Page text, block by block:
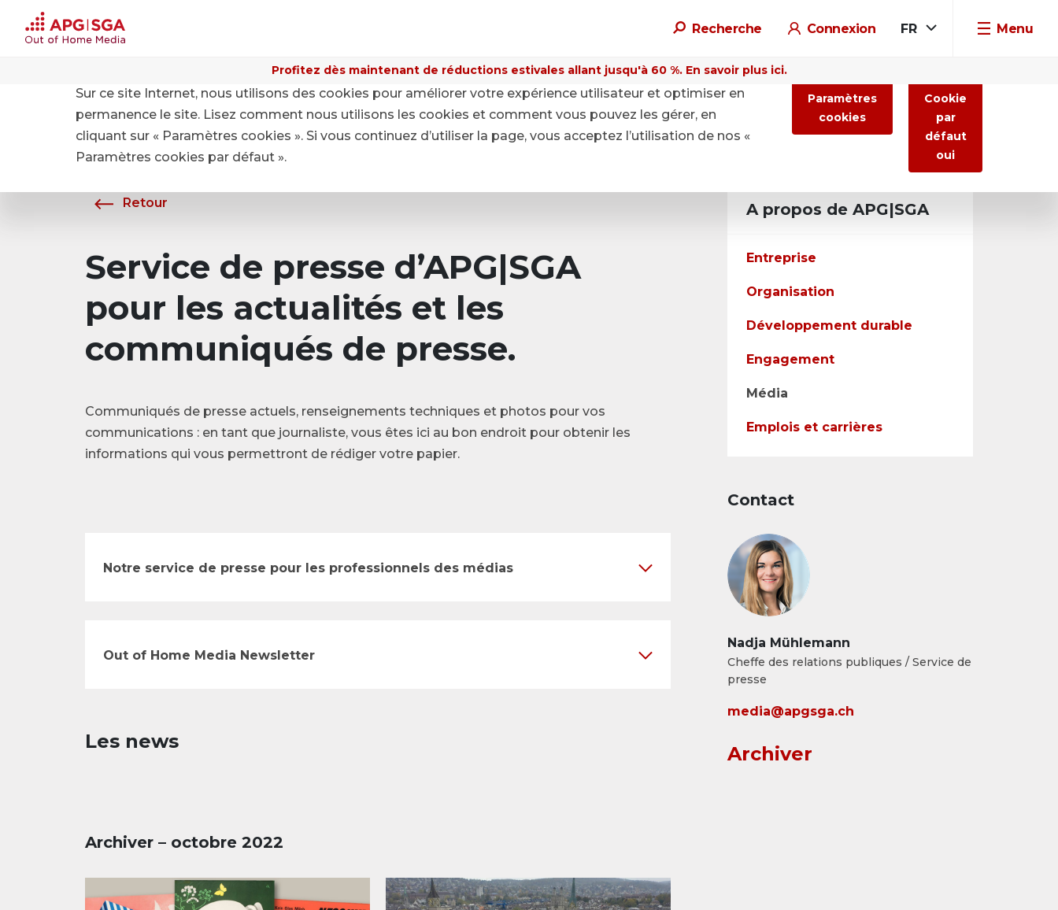
Recherche Connexion FR Menu
Profitez dès maintenant de réductions estivales allant jusqu'à 60 %. En savoir plus ici.
A propos de APG|SGA
Retour
Service de presse d’APG|SGA
pour les actualités et les
communiqués de presse.
Communiqués de presse actuels, renseignements techniques et photos pour vos
communications : en tant que journaliste, vous êtes ici au bon endroit pour obtenir les
informations qui vous permettront de rédiger votre papier.
Notre service de presse pour les professionnels des médias
Out of Home Media Newsletter
Les news
Archiver – octobre 2022
A propos de APG|SGA
Entreprise
Organisation
Développement durable
Engagement
Média
Emplois et carrières
Contact
Nadja Mühlemann
Cheffe des relations publiques / Service de
presse
media@apgsga.ch
Archiver
Sur ce site Internet, nous utilisons des cookies pour améliorer votre expérience utilisateur et optimiser en
permanence le site. Lisez comment nous utilisons les cookies et comment vous pouvez les gérer, en
cliquant sur « Paramètres cookies ». Si vous continuez d’utiliser la page, vous acceptez l’utilisation de nos «
Paramètres cookies par défaut ».
Paramètres
cookies
Cookie
par
défaut
oui